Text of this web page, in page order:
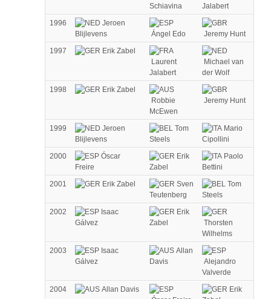
Schiavina
Jalabert
1996
Jeroen
Blijlevens
Ángel Edo
Jeremy Hunt
1997
Erik Zabel
Laurent
Jalabert
Michael van
der Wolf
1998
Erik Zabel
Robbie
McEwen
Jeremy Hunt
1999
Jeroen
Blijlevens
Tom
Steels
Mario
Cipollini
2000
Óscar
Freire
Erik
Zabel
Paolo
Bettini
2001
Erik Zabel
Sven
Teutenberg
Tom
Steels
2002
Isaac
Gálvez
Erik
Zabel
Thorsten
Wilhelms
2003
Isaac
Gálvez
Allan
Davis
Alejandro
Valverde
2004
Allan Davis
Erik